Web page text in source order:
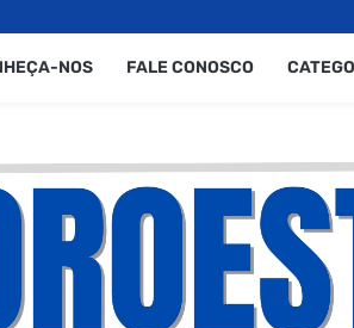
NOS FALE CONOSCO